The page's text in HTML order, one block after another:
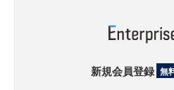
新規会員登録 無